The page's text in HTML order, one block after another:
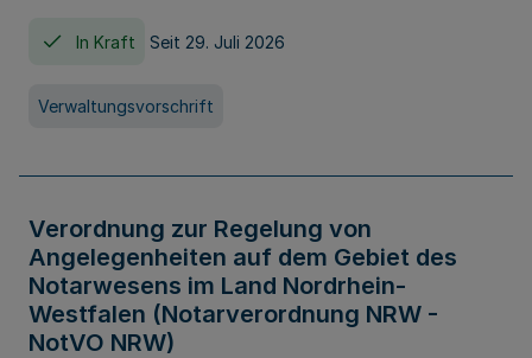
In Kraft Seit 29. Juli 2026
Verwaltungsvorschrift
Verordnung zur Regelung von
Angelegenheiten auf dem Gebiet des
Notarwesens im Land Nordrhein-
Westfalen (Notarverordnung NRW -
NotVO NRW)